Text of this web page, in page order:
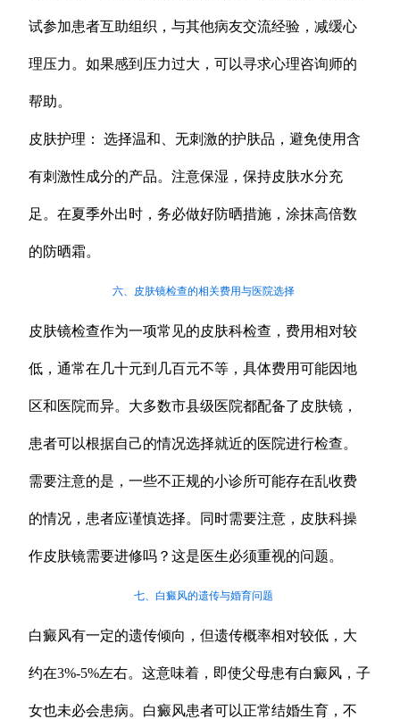
试参加患者互助组织，与其他病友交流经验，减缓心
理压力。如果感到压力过大，可以寻求心理咨询师的
帮助。
皮肤护理： 选择温和、无刺激的护肤品，避免使用含
有刺激性成分的产品。注意保湿，保持皮肤水分充
足。在夏季外出时，务必做好防晒措施，涂抹高倍数
的防晒霜。
六、皮肤镜检查的相关费用与医院选择
皮肤镜检查作为一项常见的皮肤科检查，费用相对较
低，通常在几十元到几百元不等，具体费用可能因地
区和医院而异。大多数市县级医院都配备了皮肤镜，
患者可以根据自己的情况选择就近的医院进行检查。
需要注意的是，一些不正规的小诊所可能存在乱收费
的情况，患者应谨慎选择。同时需要注意，皮肤科操
作皮肤镜需要进修吗？这是医生必须重视的问题。
七、白癜风的遗传与婚育问题
白癜风有一定的遗传倾向，但遗传概率相对较低，大
约在3%-5%左右。这意味着，即使父母患有白癜风，子
女也未必会患病。白癜风患者可以正常结婚生育，不